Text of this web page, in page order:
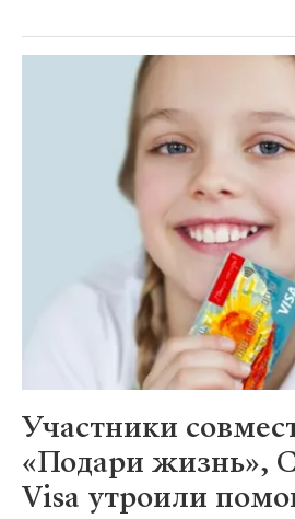
Участники
«Подари жизнь»,
Visa утроили